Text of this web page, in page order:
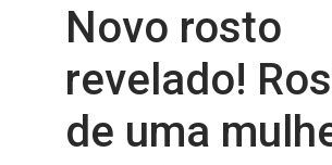
Novo rosto
revelado!
de uma